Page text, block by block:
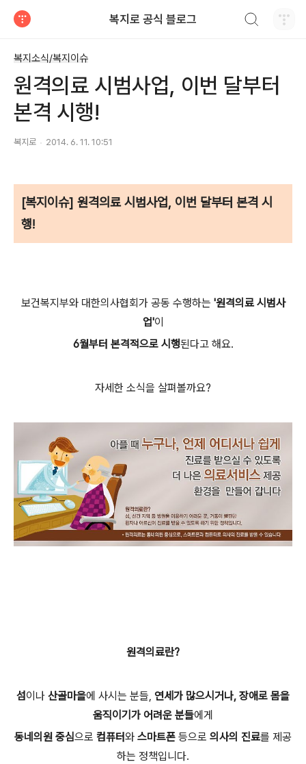
복지로 공식 블로그
복지소식/복지이슈
원격의료 시범사업, 이번 달부터
본격 시행!
복지로 2014. 6. 11. 10:51
[복지이슈] 원격의료 시범사업, 이번 달부터 본격 시
행!
보건복지부와 대한의사협회가 공동 수행하는 '원격의료 시범사
업'이
6월부터 본격적으로 시행된다고 해요.
자세한 소식을 살펴볼까요?
원격의료란?
섬 이나 산골마을에 사시는 분들, 연세가 많으시거나, 장애로 몸을
움직이기가 어려운 분들에게
동네의원 중심으로 컴퓨터와 스마트폰 등으로 의사의 진료를 제공
하는 정책입니다.